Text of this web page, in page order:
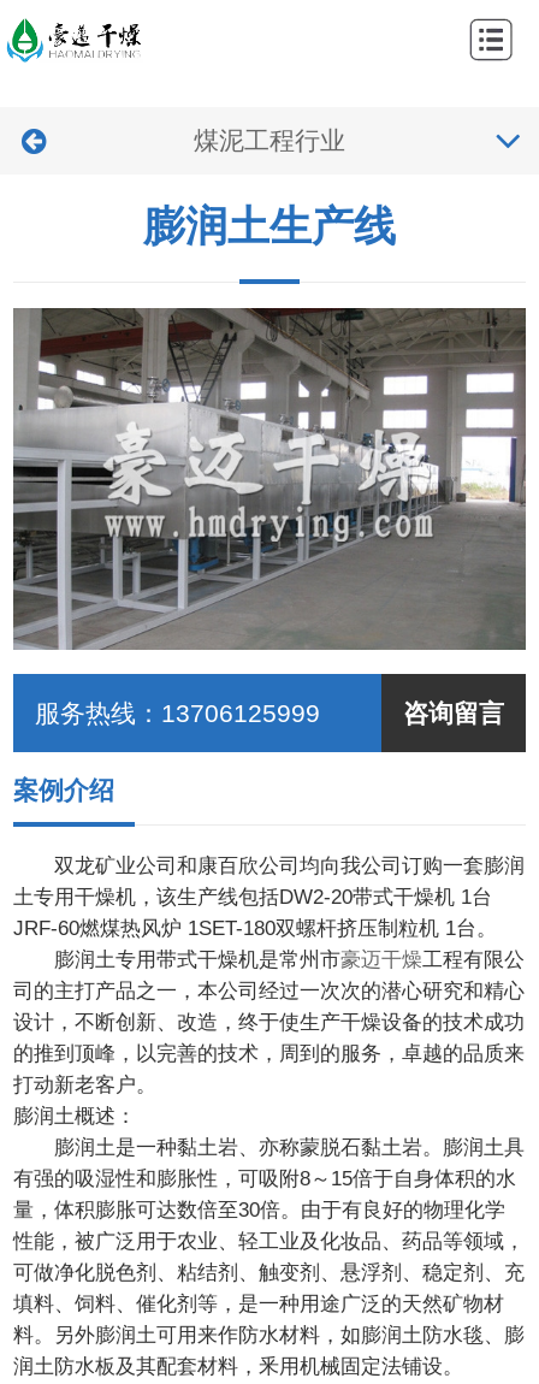
网
心
视
中
心
系
我
煤泥工程行业
膨润土生产线
服务热线： 13706125999 咨询留言
案例介绍
双龙矿业公司和康百欣公司均向我公司订购一套膨润
土专用干燥机，该生产线包括DW2-20带式干燥机 1台
JRF-60燃煤热风炉 1SET-180双螺杆挤压制粒机 1台。
膨润土专用带式干燥机是常州市豪迈干燥工程有限公
司的主打产品之一，本公司经过一次次的潜心研究和精心
设计，不断创新、改造，终于使生产干燥设备的技术成功
的推到顶峰，以完善的技术，周到的服务，卓越的品质来
打动新老客户。
膨润土概述：
膨润土是一种黏土岩、亦称蒙脱石黏土岩。膨润土具
有强的吸湿性和膨胀性，可吸附8～15倍于自身体积的水
量，体积膨胀可达数倍至30倍。由于有良好的物理化学
性能，被广泛用于农业、轻工业及化妆品、药品等领域，
可做净化脱色剂、粘结剂、触变剂、悬浮剂、稳定剂、充
填料、饲料、催化剂等，是一种用途广泛的天然矿物材
料。另外膨润土可用来作防水材料，如膨润土防水毯、膨
润土防水板及其配套材料，釆用机械固定法铺设。